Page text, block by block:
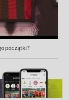
początki?